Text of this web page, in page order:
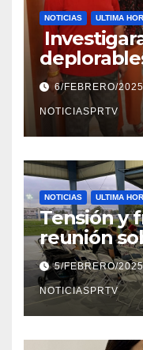
NOTICIAS ULTIMA
el
en6/FEBRERO/2025
NOTICIASPRTV
NOTICIAS ULTIMA
Tensión y
reunión
Reparto
5/FEBRERO/
NOTICIASPRTV